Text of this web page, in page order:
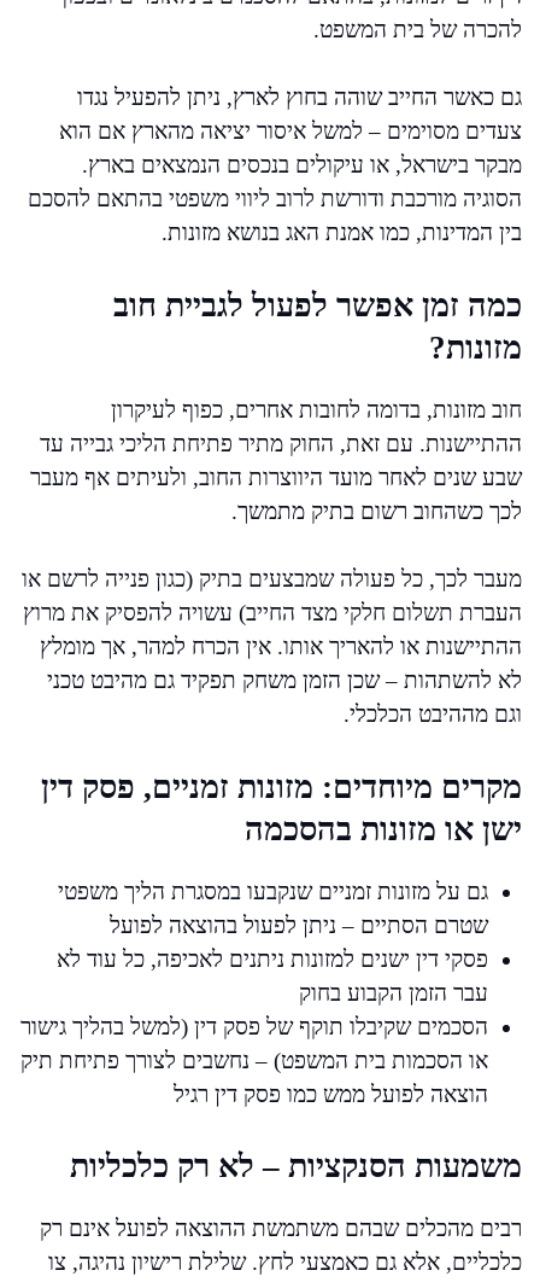
להכרה של בית המשפט.
גם כאשר החייב שוהה בחוץ לארץ, ניתן להפעיל נגדו
צעדים מסוימים – למשל איסור יציאה מהארץ אם הוא
מבקר בישראל, או עיקולים בנכסים הנמצאים בארץ.
הסוגיה מורכבת ודורשת לרוב ליווי משפטי בהתאם להסכם
בין המדינות, כמו אמנת האג בנושא מזונות.
כמה זמן אפשר לפעול לגביית חוב
מזונות?
חוב מזונות, בדומה לחובות אחרים, כפוף לעיקרון
ההתיישנות. עם זאת, החוק מתיר פתיחת הליכי גבייה עד
שבע שנים לאחר מועד היווצרות החוב, ולעיתים אף מעבר
לכך כשהחוב רשום בתיק מתמשך.
מעבר לכך, כל פעולה שמבצעים בתיק (כגון פנייה לרשם או
העברת תשלום חלקי מצד החייב) עשויה להפסיק את מרוץ
ההתיישנות או להאריך אותו. אין הכרח למהר, אך מומלץ
לא להשתהות – שכן הזמן משחק תפקיד גם מהיבט טכני
וגם מההיבט הכלכלי.
מקרים מיוחדים: מזונות זמניים, פסק דין
ישן או מזונות בהסכמה
גם על מזונות זמניים שנקבעו במסגרת הליך משפטי
שטרם הסתיים – ניתן לפעול בהוצאה לפועל
פסקי דין ישנים למזונות ניתנים לאכיפה, כל עוד לא
עבר הזמן הקבוע בחוק
הסכמים שקיבלו תוקף של פסק דין (למשל בהליך גישור
או הסכמות בית המשפט) – נחשבים לצורך פתיחת תיק
הוצאה לפועל ממש כמו פסק דין רגיל
משמעות הסנקציות – לא רק כלכליות
רבים מהכלים שבהם משתמשת ההוצאה לפועל אינם רק
כלכליים, אלא גם כאמצעי לחץ. שלילת רישיון נהיגה, צו